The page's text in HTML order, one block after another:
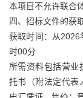
本项目不允许联合
四、招标文件的获
获取时间：从
时00分
所需资料包括营业
托书（附法定代表